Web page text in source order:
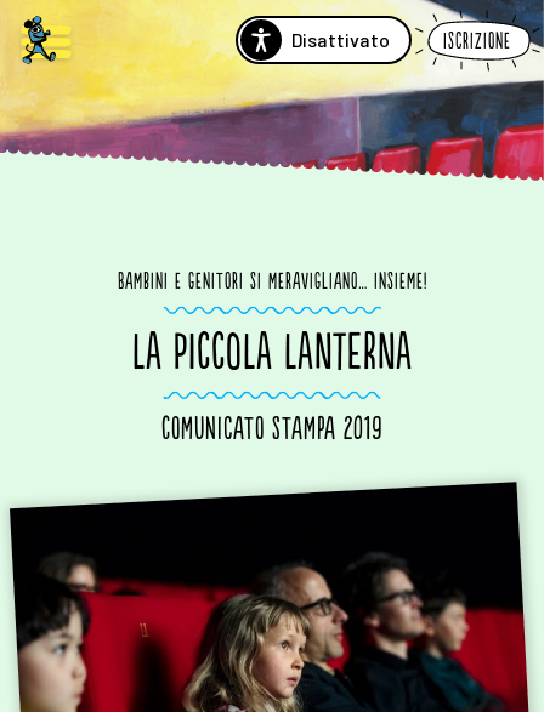
Disattivato Iscrizione
Bambini e genitori si meravigliano… insieme!
LA PICCOLA LANTERNA
Comunicato stampa 2019